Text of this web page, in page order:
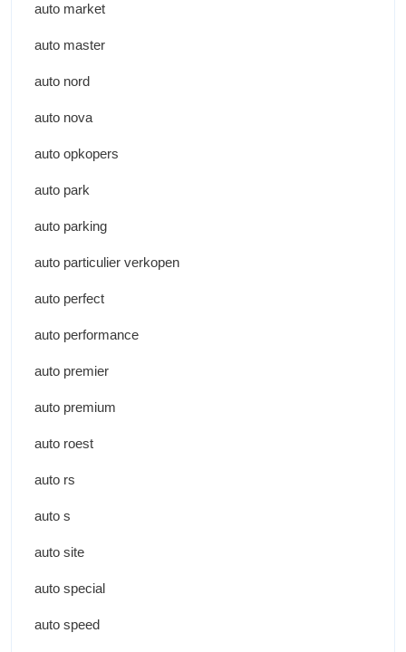
auto market
auto master
auto nord
auto nova
auto opkopers
auto park
auto parking
auto particulier verkopen
auto perfect
auto performance
auto premier
auto premium
auto roest
auto rs
auto s
auto site
auto special
auto speed